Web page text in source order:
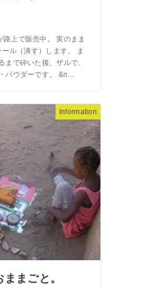
上で販売中。 実のまま
ル（潰す）します。 ま
まで砕いた後、ザルで、
パウダーです。 &n...
Information
まごと。